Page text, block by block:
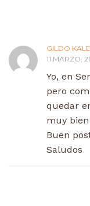
GILDO
11 MARZO,
Yo, en
pero
quedar
muy
Buen
Saludos